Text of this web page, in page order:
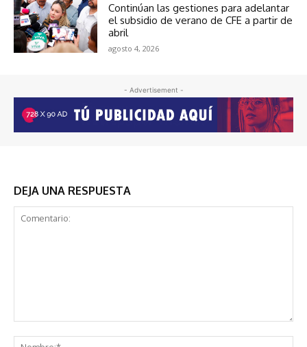
Continúan las gestiones para adelantar
el subsidio de verano de CFE a partir de
abril
agosto 4, 2026
- Advertisement -
DEJA UNA RESPUESTA